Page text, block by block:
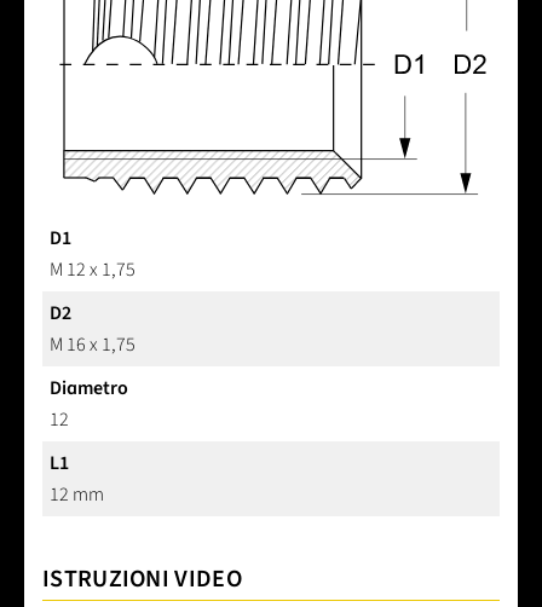
D1
M 12 x 1,75
D2
M 16 x 1,75
Diametro
12
L1
12 mm
ISTRUZIONI VIDEO